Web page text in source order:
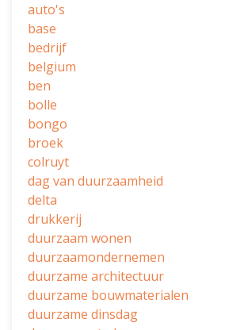
auto's
base
bedrijf
belgium
ben
bolle
bongo
broek
colruyt
dag van duurzaamheid
delta
drukkerij
duurzaam wonen
duurzaamondernemen
duurzame architectuur
duurzame bouwmaterialen
duurzame dinsdag